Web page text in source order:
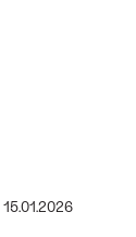
15.01.2026